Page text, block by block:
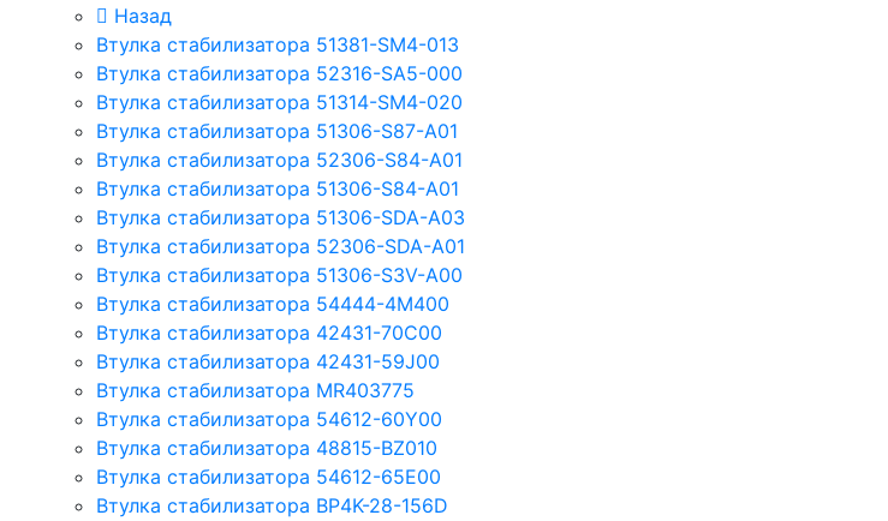
Назад
Втулка стабилизатора 51381-SM4-013
Втулка стабилизатора 52316-SA5-000
Втулка стабилизатора 51314-SM4-020
Втулка стабилизатора 51306-S87-A01
Втулка стабилизатора 52306-S84-A01
Втулка стабилизатора 51306-S84-A01
Втулка стабилизатора 51306-SDA-A03
Втулка стабилизатора 52306-SDA-A01
Втулка стабилизатора 51306-S3V-A00
Втулка стабилизатора 54444-4M400
Втулка стабилизатора 42431-70С00
Втулка стабилизатора 42431-59J00
Втулка стабилизатора MR403775
Втулка стабилизатора 54612-60Y00
Втулка стабилизатора 48815-BZ010
Втулка стабилизатора 54612-65Е00
Втулка стабилизатора BP4K-28-156D